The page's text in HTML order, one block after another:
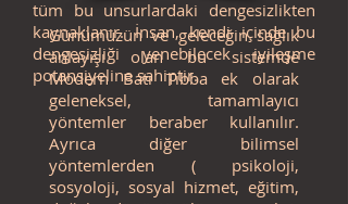
tüm bu unsurlardaki dengesizlikten
kaynaklanır. İnsan, kendi içinde bu
dengesizliği yenebilecek iyileşme
potansiyeline sahiptir.
Günümüzün ve geleceğin sağlık
anlayışı olan bu sistemde
Modern Batı Tıbba ek olarak
geleneksel, tamamlayıcı
yöntemler beraber kullanılır.
Ayrıca diğer bilimsel
yöntemlerden ( psikoloji,
sosyoloji, sosyal hizmet, eğitim,